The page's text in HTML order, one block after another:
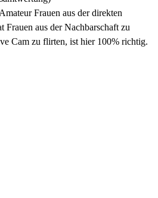
Frauen aus der direkten
Frauen aus der Nachbarschaft zu
Cam zu flirten, ist hier 100% richtig.